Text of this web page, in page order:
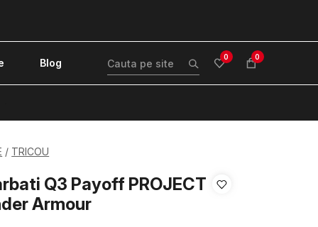
Blog 0 0
TRICOU
Q3 Payoff PROJECT
Armour